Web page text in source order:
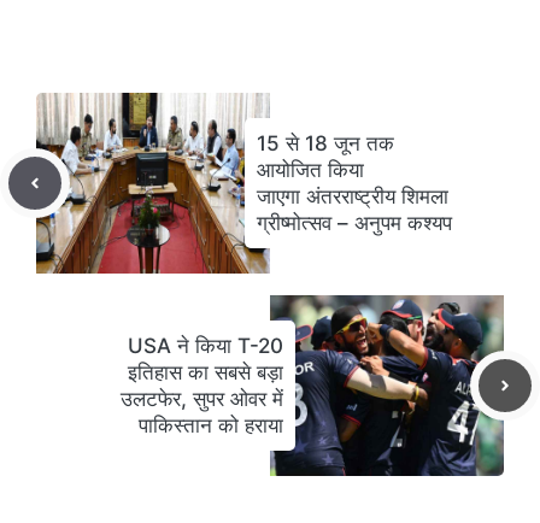
15 से 18 जून तक
आयोजित किया
जाएगा अंतरराष्ट्रीय शिमला
ग्रीष्मोत्सव – अनुपम कश्यप
USA ने किया T-20
इतिहास का सबसे बड़ा
उलटफेर, सुपर ओवर में
पाकिस्तान को हराया